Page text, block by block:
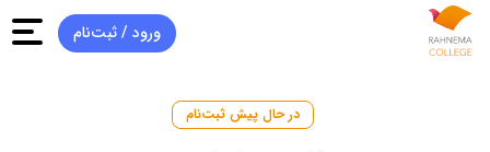
ورود / ثبت‌‌نام
در حال پیش‌ ثبت‌نام